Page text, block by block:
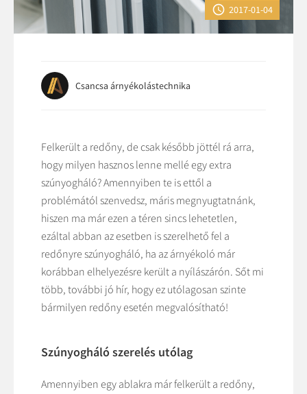
 2017-01-04
Csancsa árnyékolástechnika
Felkerült a redőny, de csak később jöttél rá arra,
hogy milyen hasznos lenne mellé egy extra
szúnyogháló? Amennyiben te is ettől a
problémától szenvedsz, máris megnyugtatnánk,
hiszen ma már ezen a téren sincs lehetetlen,
ezáltal abban az esetben is szerelhető fel a
redőnyre szúnyogháló, ha az árnyékoló már
korábban elhelyezésre került a nyílászárón. Sőt mi
több, további jó hír, hogy ez utólagosan szinte
bármilyen redőny esetén megvalósítható!
Szúnyogháló szerelés utólag
Amennyiben egy ablakra már felkerült a redőny,